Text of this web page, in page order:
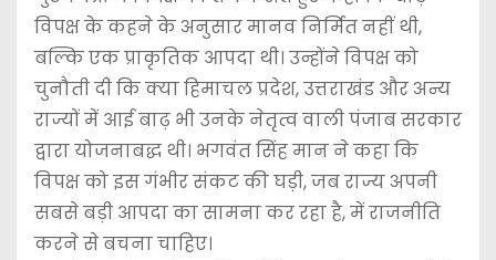
विपक्ष के कहने के अनुसार मानव निर्मित नहीं थी,
बल्कि एक प्राकृतिक आपदा थी। उन्होंने विपक्ष को
चुनौती दी कि क्या हिमाचल प्रदेश, उत्तराखंड और अन्य
राज्यों में आई बाढ़ भी उनके नेतृत्व वाली पंजाब सरकार
द्वारा योजनाबद्ध थी। भगवंत सिंह मान ने कहा कि
विपक्ष को इस गंभीर संकट की घड़ी, जब राज्य अपनी
सबसे बड़ी आपदा का सामना कर रहा है, में राजनीति
करने से बचना चाहिए।